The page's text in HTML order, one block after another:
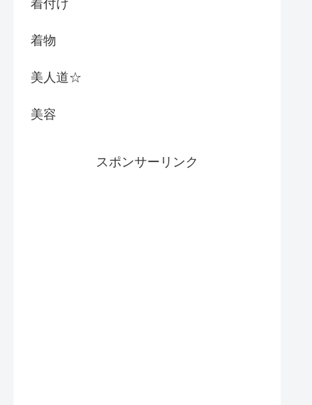
着付け
着物
美人道☆
美容
スポンサーリンク